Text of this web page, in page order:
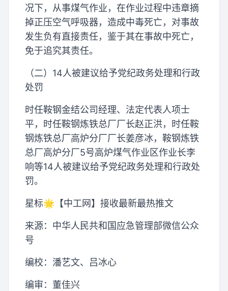
况下，从事煤气作业，在作业过程中违章摘
掉正压空气呼吸器，造成中毒死亡，对事故
发生负有直接责任，鉴于其在事故中死亡，
免于追究其责任。
（二）14人被建议给予党纪政务处理和行政
处罚
时任鞍钢金结公司经理、法定代表人项士
平，时任鞍钢炼铁总厂厂长赵正洪，时任鞍
钢炼铁总厂高炉分厂厂长姜彦冰，鞍钢炼铁
总厂高炉分厂5号高炉煤气作业区作业长李
响等14人被建议给予党纪政务处理和行政处
罚。
星标🌟【中工网】接收最新最热推文
来源：中华人民共和国应急管理部微信公众
号
编校：潘艺文、吕冰心
编审：董佳兴